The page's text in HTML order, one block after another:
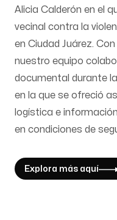
Alicia Calderón en el
vecinal contra la
en Ciudad Juárez.
nuestro equipo
documental durante
en la que se ofreció
logística e
en condiciones de
Explora más aquí